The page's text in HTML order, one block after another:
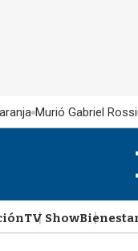
Murió Gabriel Rossi
TV Show